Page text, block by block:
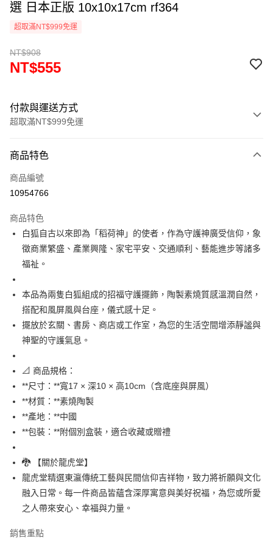
選 日本正版 10x10x17cm rf364
超取滿NT$999免運
NT$908
NT$555
付款與運送方式
超取滿NT$999免運
信用卡一次付款
信用卡分期付款
合作金庫商業銀行
華南商業銀行
彰化商業銀行
上海商業儲蓄銀行
台北富邦商業銀行
國泰世華商業銀行
匯豐（台灣）商業銀行
華泰商業銀行
聯邦商業銀行
遠東國際商業銀行
元大商業銀行
永豐商業銀行
玉山商業銀行
星展（台灣）商業銀行
台新國際商業銀行
超商取貨付款
LINE Pay
街口支付
Google Pay
運送方式
全家取貨付款
每筆NT$65，滿NT$999(含以上)免運費
每筆NT$65，滿NT$999(含以上)免運費
7-11取貨付款
每筆NT$65，滿NT$999(含以上)免運費
付款後7-11取貨
商品特色
商品編號
10954766
商品特色
白狐自古以來即為「稻荷神」的使者，作為守護神廣受信仰，象
徵商業繁盛、產業興隆、家宅平安、交通順利、藝能進步等諸多
福祉。
本品為兩隻白狐組成的招福守護擺飾，陶製素燒質感溫潤自然，
搭配和風屏風與台座，儀式感十足。
擺放於玄關、書房、商店或工作室，為您的生活空間增添靜謐與
神聖的守護氣息。
📐 商品規格：
**尺寸：**寬17 × 深10 × 高10cm（含底座與屏風）
**材質：**素燒陶製
**產地：**中國
**包裝：**附個別盒裝，適合收藏或贈禮
🐉 【關於龍虎堂】
龍虎堂精選東瀛傳統工藝與民間信仰吉祥物，致力將祈願與文化
融入日常。每一件商品皆蘊含深厚寓意與美好祝福，為您或所愛
之人帶來安心、幸福與力量。
銷售重點